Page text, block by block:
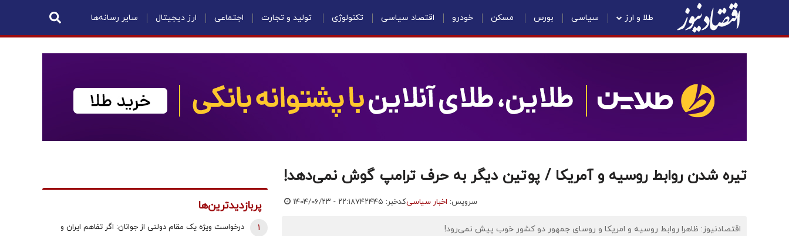
طلا و ارز سیاسی بورس مسکن خودرو اقتصاد سیاسی تکنولوژی تولید و تجارت اجتماعی ارز دیجیتال سایر رسانه‌ها
تیره شدن روابط روسیه و آمریکا / پوتین دیگر به حرف ترامپ گوش نمی‌دهد!
سرویس: اخبار سیاسیکدخبر: ۷۴۲۴۴۵ ۱۴۰۴/۰۶/۲۳ - ۲۲:۱۸
اقتصادنیوز: ظاهرا روابط روسیه و امریکا و روسای جمهور دو کشور خوب پیش نمی‌رود!
پربازدیدترین‌ها
درخواست ویژه یک مقام دولتی از جوانان: اگر تفاهم ایران و
1